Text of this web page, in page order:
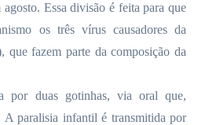
agosto. Essa divisão é feita para que
os três vírus causadores da
fazem parte da composição da
por duas gotinhas, via oral que,
A paralisia infantil é transmitida por